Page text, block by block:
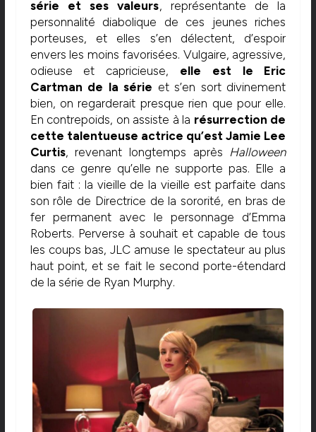
série et ses valeurs, représentante de la
personnalité diabolique de ces jeunes riches
porteuses, et elles s’en délectent, d’espoir
envers les moins favorisées. Vulgaire, agressive,
odieuse et capricieuse, elle est le Eric
Cartman de la série et s’en sort divinement
bien, on regarderait presque rien que pour elle.
En contrepoids, on assiste à la résurrection de
cette talentueuse actrice qu’est Jamie Lee
Curtis, revenant longtemps après Halloween
dans ce genre qu’elle ne supporte pas. Elle a
bien fait : la vieille de la vieille est parfaite dans
son rôle de Directrice de la sororité, en bras de
fer permanent avec le personnage d’Emma
Roberts. Perverse à souhait et capable de tous
les coups bas, JLC amuse le spectateur au plus
haut point, et se fait le second porte-étendard
de la série de Ryan Murphy.